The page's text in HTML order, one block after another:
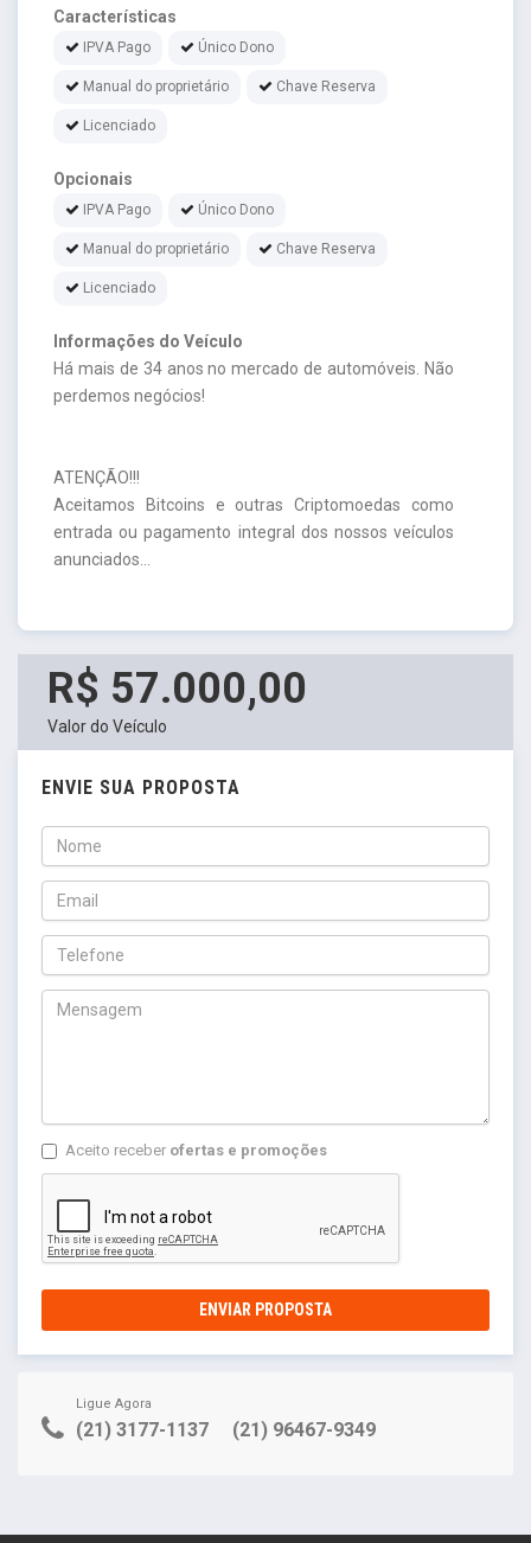
Características
IPVA Pago Único Dono
Manual do proprietário Chave Reserva
Licenciado
Opcionais
IPVA Pago Único Dono
Manual do proprietário Chave Reserva
Licenciado
Informações do Veículo
Há mais de 34 anos no mercado de automóveis. Não
perdemos negócios!
ATENÇÃO!!!
Aceitamos Bitcoins e outras Criptomoedas como
entrada ou pagamento integral dos nossos veículos
anunciados...
R$ 57.000,00
Valor do Veículo
ENVIE SUA PROPOSTA
Aceito receber ofertas e promoções
ENVIAR PROPOSTA
Ligue Agora
(21) 3177-1137 (21) 96467-9349